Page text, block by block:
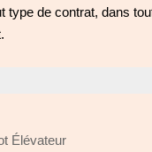
type de contrat, dans
Élévateur